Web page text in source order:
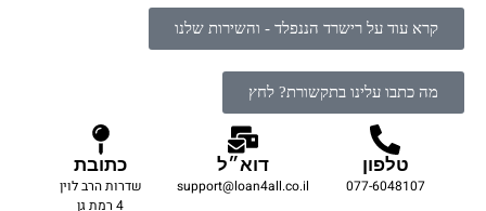
קרא עוד על רישרד הננפלד - והשירות שלנו
מה כתבו עלינו בתקשורת? לחץ
טלפון
077-6048107
דוא״ל
support@loan4all.co.il
כתובת
שדרות הרב לוין
4 רמת גן